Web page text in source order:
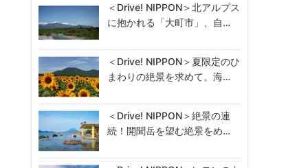
＜Drive! NIPPON＞北アルプス
に抱かれる「大町市」、自…
＜Drive! NIPPON＞夏限定のひ
まわりの絶景を求めて。海…
＜Drive! NIPPON＞絶景の連
続！開聞岳を望む絶景をめ…